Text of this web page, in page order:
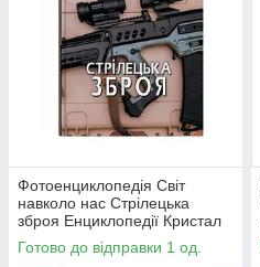
Фотоенциклопедія Світ
навколо нас Стрілецька
зброя Енциклопедії Кристал
Бук Crystal Book укр мова тв/
обкл
Готово до відправки 1 од.